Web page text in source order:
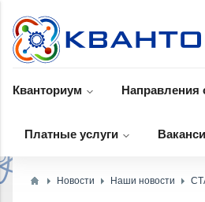
Кванториум Направления
Платные услуги
Новости Наши новости